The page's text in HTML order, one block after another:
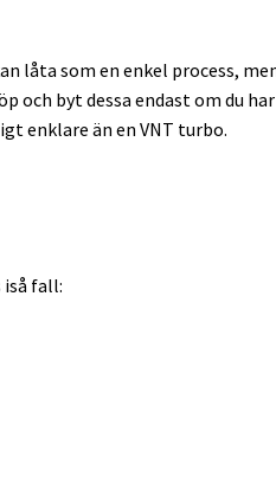
låta som en enkel process,
och byt dessa endast om du
enklare än en VNT turbo.
fall: